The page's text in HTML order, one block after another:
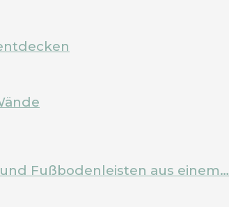
Fußbodenleisten aus einem…